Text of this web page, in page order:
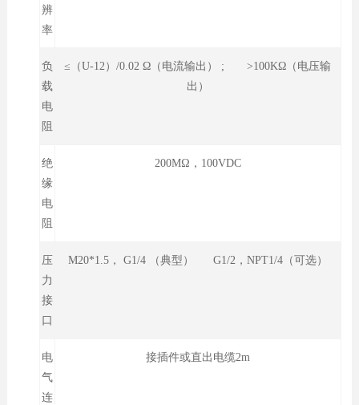
辨
率
负
载
电
阻
≤（U-12）/0.02 Ω（电流输出） ; >100KΩ（电压输
出）
绝
缘
电
阻
200MΩ，100VDC
压
力
接
口
M20*1.5， G1/4 （典型） G1/2，NPT1/4（可选）
电
气
连
接插件或直出电缆2m